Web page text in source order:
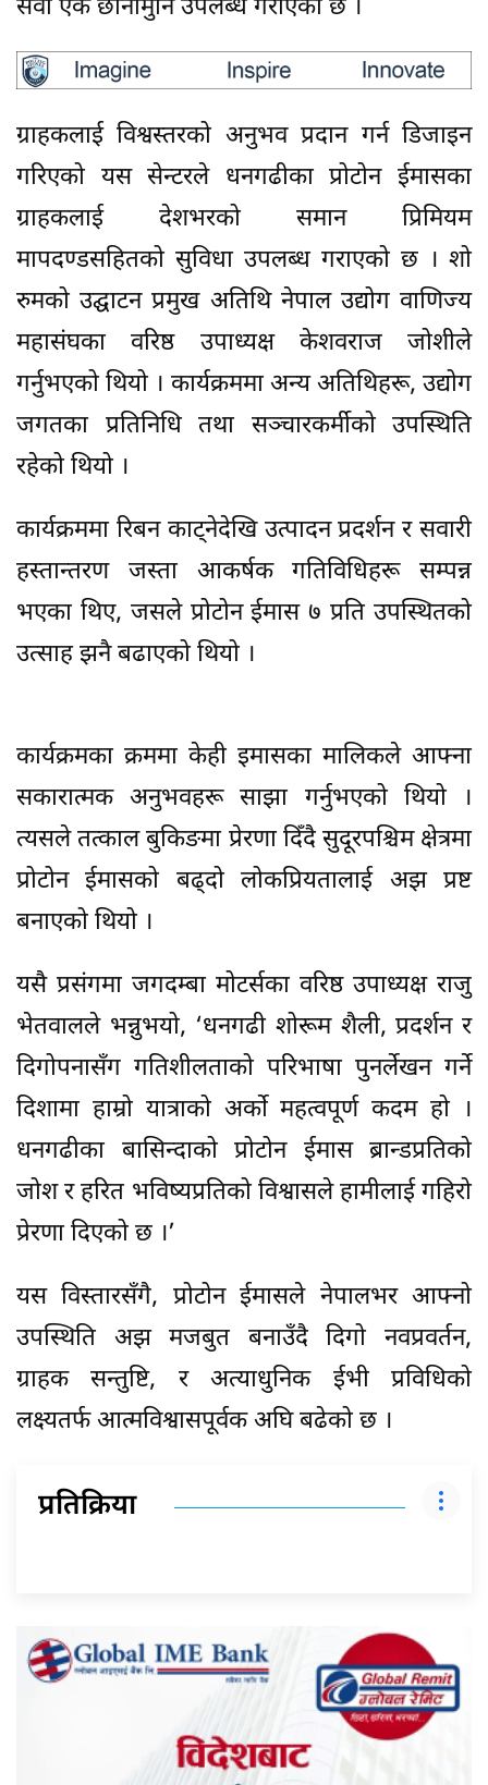
सेवा एकै छानामुनि उपलब्ध गराएको छ ।
ग्राहकलाई विश्वस्तरको अनुभव प्रदान गर्न डिजाइन
गरिएको यस सेन्टरले धनगढीका प्रोटोन ईमासका
ग्राहकलाई देशभरको समान प्रिमियम
मापदण्डसहितको सुविधा उपलब्ध गराएको छ । शो
रुमको उद्घाटन प्रमुख अतिथि नेपाल उद्योग वाणिज्य
महासंघका वरिष्ठ उपाध्यक्ष केशवराज जोशीले
गर्नुभएको थियो । कार्यक्रममा अन्य अतिथिहरू, उद्योग
जगतका प्रतिनिधि तथा सञ्चारकर्मीको उपस्थिति
रहेको थियो ।
कार्यक्रममा रिबन काट्नेदेखि उत्पादन प्रदर्शन र सवारी
हस्तान्तरण जस्ता आकर्षक गतिविधिहरू सम्पन्न
भएका थिए, जसले प्रोटोन ईमास ७ प्रति उपस्थितको
उत्साह झनै बढाएको थियो ।
कार्यक्रमका क्रममा केही इमासका मालिकले आफ्ना
सकारात्मक अनुभवहरू साझा गर्नुभएको थियो ।
त्यसले तत्काल बुकिङमा प्रेरणा दिँदै सुदूरपश्चिम क्षेत्रमा
प्रोटोन ईमासको बढ्दो लोकप्रियतालाई अझ प्रष्ट
बनाएको थियो ।
यसै प्रसंगमा जगदम्बा मोटर्सका वरिष्ठ उपाध्यक्ष राजु
भेतवालले भन्नुभयो, ‘धनगढी शोरूम शैली, प्रदर्शन र
दिगोपनासँग गतिशीलताको परिभाषा पुनर्लेखन गर्ने
दिशामा हाम्रो यात्राको अर्को महत्वपूर्ण कदम हो ।
धनगढीका बासिन्दाको प्रोटोन ईमास ब्रान्डप्रतिको
जोश र हरित भविष्यप्रतिको विश्वासले हामीलाई गहिरो
प्रेरणा दिएको छ ।’
यस विस्तारसँगै, प्रोटोन ईमासले नेपालभर आफ्नो
उपस्थिति अझ मजबुत बनाउँदै दिगो नवप्रवर्तन,
ग्राहक सन्तुष्टि, र अत्याधुनिक ईभी प्रविधिको
लक्ष्यतर्फ आत्मविश्वासपूर्वक अघि बढेको छ ।
प्रतिक्रिया